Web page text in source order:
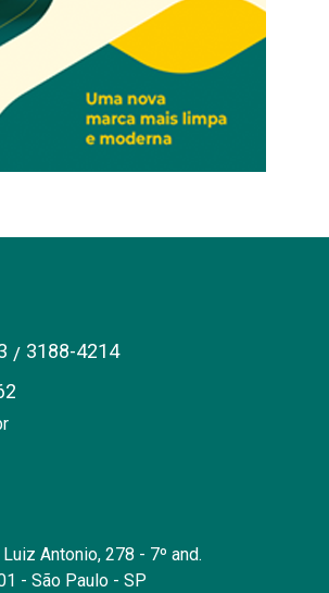
/ 3188-4214
Antonio, 278 - 7º and.
- São Paulo - SP